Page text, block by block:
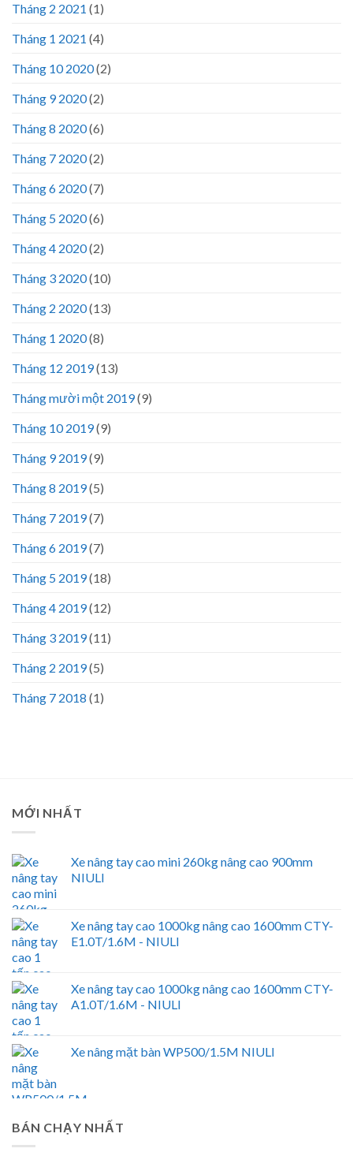
Tháng 2 2021 (1)
Tháng 1 2021 (4)
Tháng 10 2020(2)
Tháng 9 2020(2)
Tháng 8 2020(6)
Tháng 7 2020(2)
Tháng 6 2020(7)
Tháng 5 2020(6)
Tháng 4 2020(2)
Tháng 3 2020(10)
Tháng 2 2020(13)
Tháng 1 2020(8)
Tháng 12 2019(13)
Tháng mười một 2019(9)
Tháng 10 2019(9)
Tháng 9 2019(9)
Tháng 8 2019(5)
Tháng 7 2019(7)
Tháng 6 2019(7)
Tháng 5 2019(18)
Tháng 4 2019(12)
Tháng 3 2019(11)
Tháng 2 2019(5)
Tháng 7 2018 (1)
MỚI NHẤT
Xe nâng tay cao mini 260kg nâng cao 900mm
NIULI
Xe nâng tay cao 1000kg nâng cao 1600mm CTY-
E1.0T/1.6M - NIULI
Xe nâng tay cao 1000kg nâng cao 1600mm CTY-
A1.0T/1.6M - NIULI
Xe nâng mặt bàn WP500/1.5M NIULI
BÁN CHẠY NHẤT